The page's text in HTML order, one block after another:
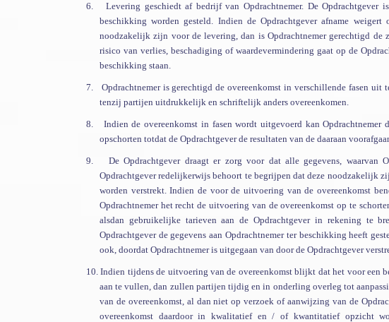
6.
Levering geschiedt af bedrijf van Opdrachtnemer. De
beschikking worden gesteld. Indien de Opdrachtgever afname
noodzakelijk zijn voor de levering, dan is Opdrachtnemer gerechtigd de
risico van verlies, beschadiging of waardevermindering gaat op de
beschikking staan.
7.
Opdrachtnemer is gerechtigd de overeenkomst in verschillende fasen
tenzij partijen uitdrukkelijk en schriftelijk anders overeenkomen.
8.
Indien de overeenkomst in fasen wordt uitgevoerd kan
opschorten totdat de Opdrachtgever de resultaten van de daaraan
9.
De Opdrachtgever draagt er zorg voor dat alle gegevens, waarvan
Opdrachtgever redelijkerwijs behoort te begrijpen dat deze noodzakelijk
worden verstrekt. Indien de voor de uitvoering van de overeenkomst
Opdrachtnemer het recht de uitvoering van de overeenkomst op te
alsdan gebruikelijke tarieven aan de Opdrachtgever in rekening te
Opdrachtgever de gegevens aan Opdrachtnemer ter beschikking heeft
ook, doordat Opdrachtnemer is uitgegaan van door de Opdrachtgever
10.Indien tijdens de uitvoering van de overeenkomst blijkt dat het voor
aan te vullen, dan zullen partijen tijdig en in onderling overleg tot
van de overeenkomst, al dan niet op verzoek of aanwijzing van de
overeenkomst daardoor in kwalitatief en / of kwantitatief opzicht